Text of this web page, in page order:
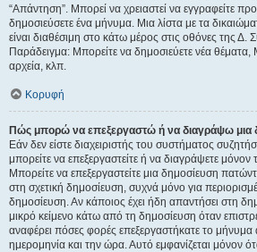
“Απάντηση”. Μπορεί να χρειαστεί να εγγραφείτε
δημοσιεύσετε ένα μήνυμα. Μια λίστα με τα
είναι διαθέσιμη στο κάτω μέρος στις οθόνες της Δ.
Παράδειγμα: Μπορείτε να δημοσιεύετε νέα θέματα,
αρχεία, κλπ.
Κορυφή
Πώς μπορώ να επεξεργαστώ ή να διαγράψω μια
Εάν δεν είστε διαχειριστής του συστήματος
μπορείτε να επεξεργαστείτε ή να διαγράψετε
Μπορείτε να επεξεργαστείτε μια δημοσίευση
στη σχετική δημοσίευση, συχνά μόνο για
δημοσίευση. Αν κάποιος έχει ήδη απαντήσει στη
μικρό κείμενο κάτω από τη δημοσίευση όταν
αναφέρει πόσες φορές επεξεργαστήκατε το μήνυμα
ημερομηνία και την ώρα. Αυτό εμφανίζεται μόνον